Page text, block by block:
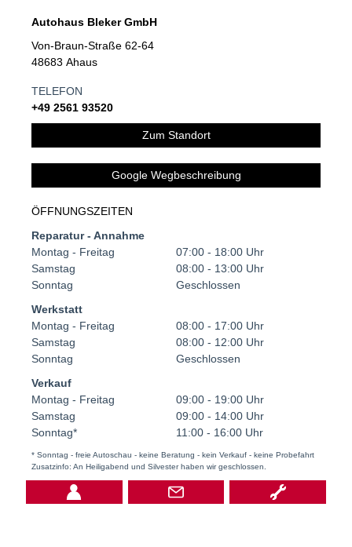
Autohaus Bleker GmbH
Von-Braun-Straße 62-64
48683 Ahaus
TELEFON
+49 2561 93520
Zum Standort
Google Wegbeschreibung
ÖFFNUNGSZEITEN
Reparatur - Annahme
Montag - Freitag
07:00 - 18:00 Uhr
Samstag
08:00 - 13:00 Uhr
Sonntag
Geschlossen
Werkstatt
Montag - Freitag
08:00 - 17:00 Uhr
Samstag
08:00 - 12:00 Uhr
Sonntag
Geschlossen
Verkauf
Montag - Freitag
09:00 - 19:00 Uhr
Samstag
09:00 - 14:00 Uhr
Sonntag*
11:00 - 16:00 Uhr
* Sonntag - freie Autoschau - keine Beratung - kein Verkauf - keine Probefahrt
Zusatzinfo: An Heiligabend und Silvester haben wir geschlossen.